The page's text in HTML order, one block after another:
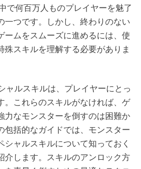
で何百万人ものプレイヤーを魅了
一つです。しかし、終わりのない
ームをスムーズに進めるには、使
殊スキルを理解する必要がありま
ャルスキルは、プレイヤーにとっ
。これらのスキルがなければ、ゲ
力なモンスターを倒すのは困難か
包括的なガイドでは、モンスター
シャルスキルについて知っておく
介します。スキルのアンロック方